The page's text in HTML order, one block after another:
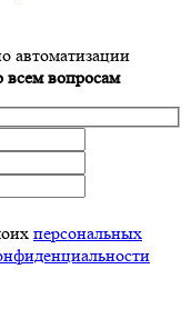
автоматизации
всем вопросам
персональных